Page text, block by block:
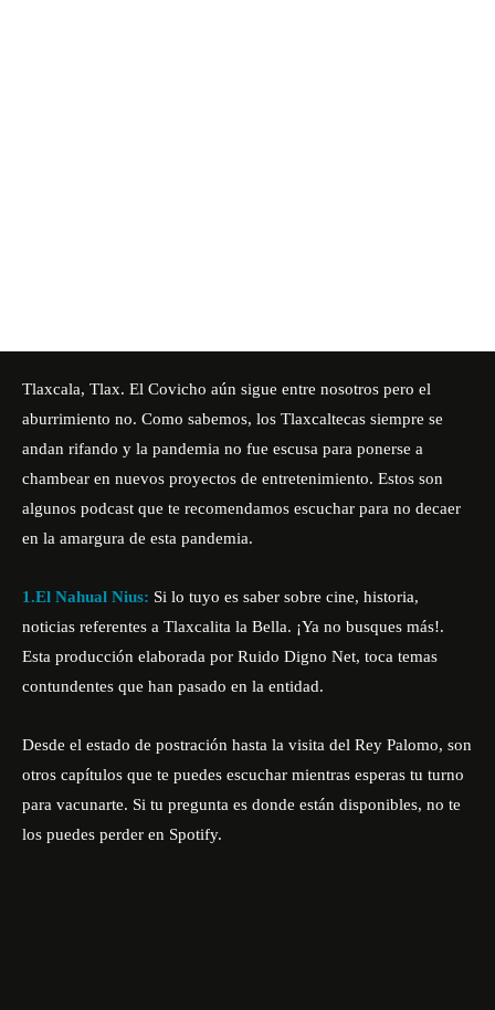
Tlaxcala, Tlax. El Covicho aún sigue entre nosotros pero el
aburrimiento no. Como sabemos, los Tlaxcaltecas siempre se
andan rifando y la pandemia no fue escusa para ponerse a
chambear en nuevos proyectos de entretenimiento. Estos son
algunos podcast que te recomendamos escuchar para no decaer
en la amargura de esta pandemia.
1.El Nahual Nius: Si lo tuyo es saber sobre cine, historia,
noticias referentes a Tlaxcalita la Bella. ¡Ya no busques más!.
Esta producción elaborada por Ruido Digno Net, toca temas
contundentes que han pasado en la entidad.
Desde el estado de postración hasta la visita del Rey Palomo, son
otros capítulos que te puedes escuchar mientras esperas tu turno
para vacunarte. Si tu pregunta es donde están disponibles, no te
los puedes perder en Spotify.